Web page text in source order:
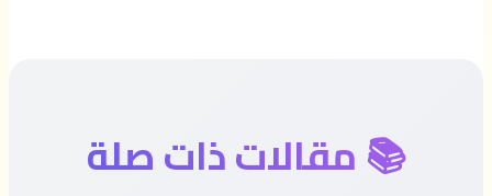
📚 مقالات ذات صلة